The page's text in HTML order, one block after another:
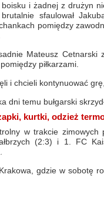
i żadnej z drużyn
sfaulował
pomiędzy
Mateusz
piłkarzami.
i chcieli kontynuować
dni temu bułgarski
kurtki, odzież
w trakcie zimowych
(2:3) i 1. FC
gdzie w sobotę